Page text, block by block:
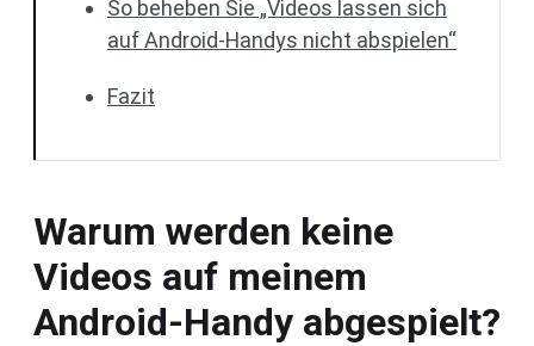
So beheben Sie „Videos lassen sich
auf Android-Handys nicht abspielen“
Fazit
Warum werden keine
Videos auf meinem
Android-Handy abgespielt?